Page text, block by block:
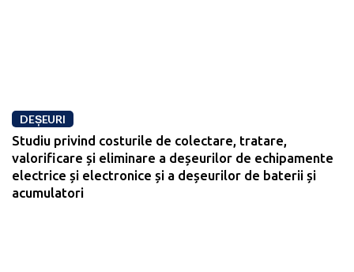
DEȘEURI
Studiu privind costurile de colectare, tratare,
valorificare și eliminare a deșeurilor de echipamente
electrice și electronice și a deșeurilor de baterii și
acumulatori